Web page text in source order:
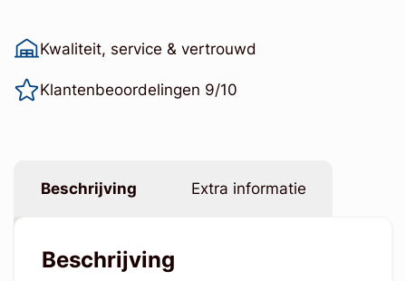
Kwaliteit, service & vertrouwd
Klantenbeoordelingen 9/10
Beschrijving Extra informatie
Beschrijving